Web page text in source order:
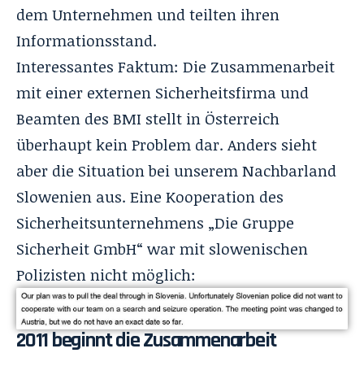
dem Unternehmen und teilten ihren
Informationsstand.
Interessantes Faktum: Die Zusammenarbeit
mit einer externen Sicherheitsfirma und
Beamten des BMI stellt in Österreich
überhaupt kein Problem dar. Anders sieht
aber die Situation bei unserem Nachbarland
Slowenien aus. Eine Kooperation des
Sicherheitsunternehmens „Die Gruppe
Sicherheit GmbH“ war mit slowenischen
Polizisten nicht möglich:
2011 beginnt die Zusammenarbeit